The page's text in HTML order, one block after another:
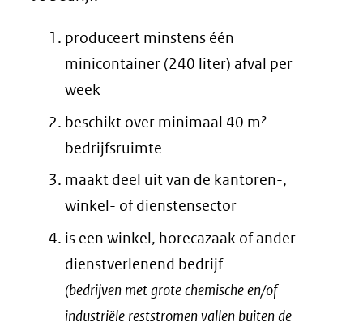
produceert minstens één
minicontainer (240 liter) afval per
week
beschikt over minimaal 40 m²
bedrijfsruimte
maakt deel uit van de kantoren-,
winkel- of dienstensector
is een winkel, horecazaak of ander
dienstverlenend bedrijf
(bedrijven met grote chemische en/of
industriële reststromen vallen buiten de